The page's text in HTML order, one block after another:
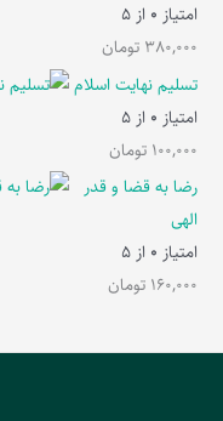
امتیاز 0 از 5
380,000 تومان
تسلیم نهایت اسلام
امتیاز 0 از 5
100,000 تومان
رضا به قضا و قدر
الهی
امتیاز 0 از 5
160,000 تومان